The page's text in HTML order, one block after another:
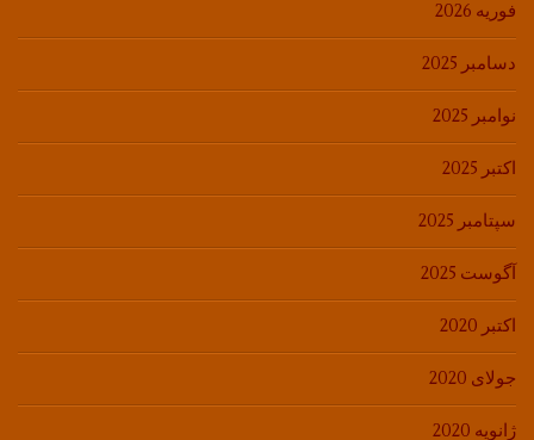
فوریه 2026
دسامبر 2025
نوامبر 2025
اکتبر 2025
سپتامبر 2025
آگوست 2025
اکتبر 2020
جولای 2020
ژانویه 2020